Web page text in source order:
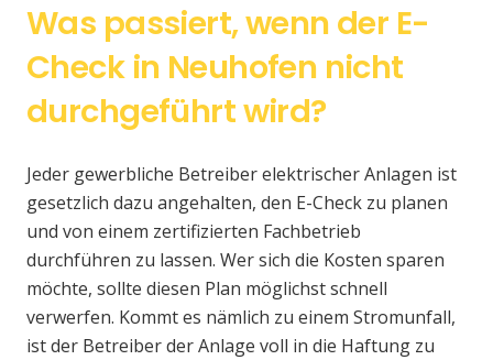
Was passiert, wenn der E-
Check in Neuhofen nicht
durchgeführt wird?
Jeder gewerbliche Betreiber elektrischer Anlagen ist
gesetzlich dazu angehalten, den E-Check zu planen
und von einem zertifizierten Fachbetrieb
durchführen zu lassen. Wer sich die Kosten sparen
möchte, sollte diesen Plan möglichst schnell
verwerfen. Kommt es nämlich zu einem Stromunfall,
ist der Betreiber der Anlage voll in die Haftung zu